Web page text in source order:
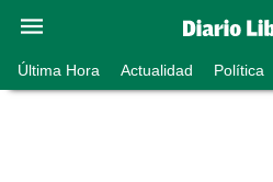
Última Hora Actualidad Política